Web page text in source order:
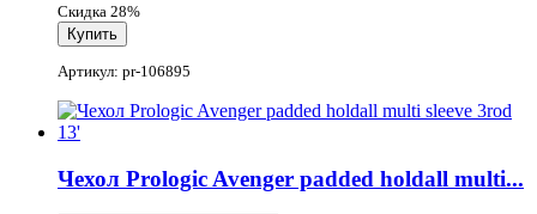
Скидка 28%
Артикул: pr-106895
Чехол Prologic Avenger padded holdall multi...